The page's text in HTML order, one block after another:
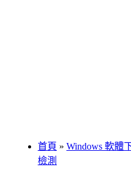
首頁 » Windows 軟體
檢測